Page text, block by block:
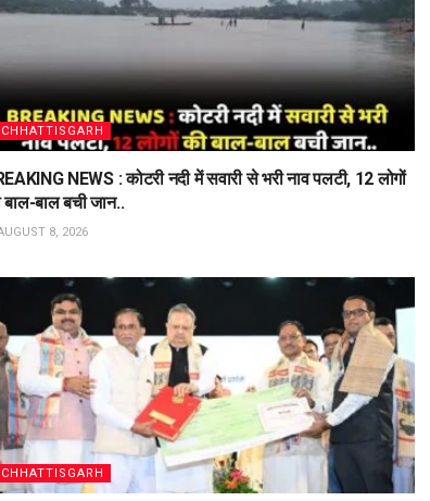
CHHATTISGARH
NEWS : कोटरी नदी में सवारी से भरी नाव पलटी, 12 लोगों
बाल-बाल बची जान..
8, 2026
CHHATTISGARH